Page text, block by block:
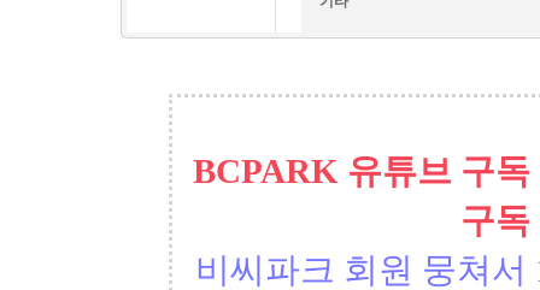
BCPARK 유튜브 구
구독
비씨파크 회원 뭉쳐서